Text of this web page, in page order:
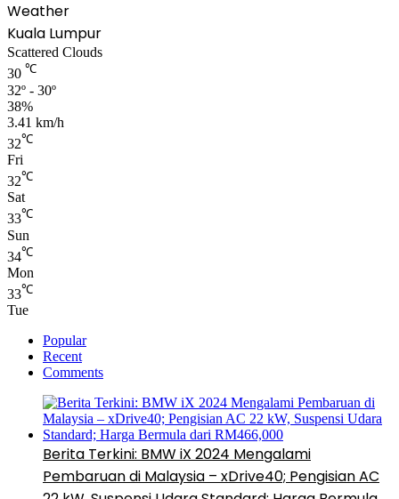
Weather
Kuala Lumpur
Scattered Clouds
30 ℃
32º - 30º
38%
3.41 km/h
32℃
Fri
32℃
Sat
33℃
Sun
34℃
Mon
33℃
Tue
Popular
Recent
Comments
Berita Terkini: BMW iX 2024 Mengalami
Pembaruan di Malaysia – xDrive40; Pengisian AC